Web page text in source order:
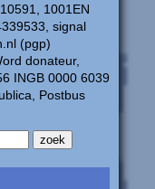
1001EN
signal
(pgp)
donateur,
INGB 0000 6039
Postbus